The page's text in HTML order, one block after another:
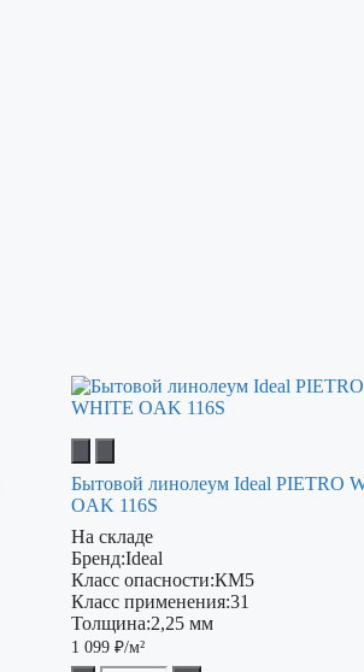
Бытовой линолеум Ideal PIETRO
OAK 116S
На складе
Бренд:Ideal
Класс опасности:КМ5
Класс применения:31
Толщина:2,25 мм
1 099 ₽/м²